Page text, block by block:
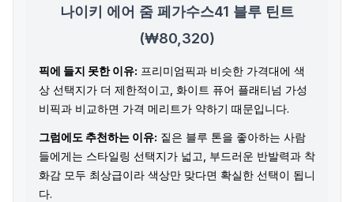
나이키 에어 줌 페가수스41 블루 틴트
(₩80,320)
픽에 들지 못한 이유: 프리미엄픽과 비슷한 가격대에 색
상 선택지가 더 제한적이고, 화이트 퓨어 플래티넘 가성
비픽과 비교하면 가격 메리트가 약하기 때문입니다.
그럼에도 추천하는 이유: 짙은 블루 톤을 좋아하는 사람
들에게는 스타일링 선택지가 넓고, 부드러운 반발력과 착
화감 모두 최상급이라 색상만 맞다면 확실한 선택이 됩니
다.